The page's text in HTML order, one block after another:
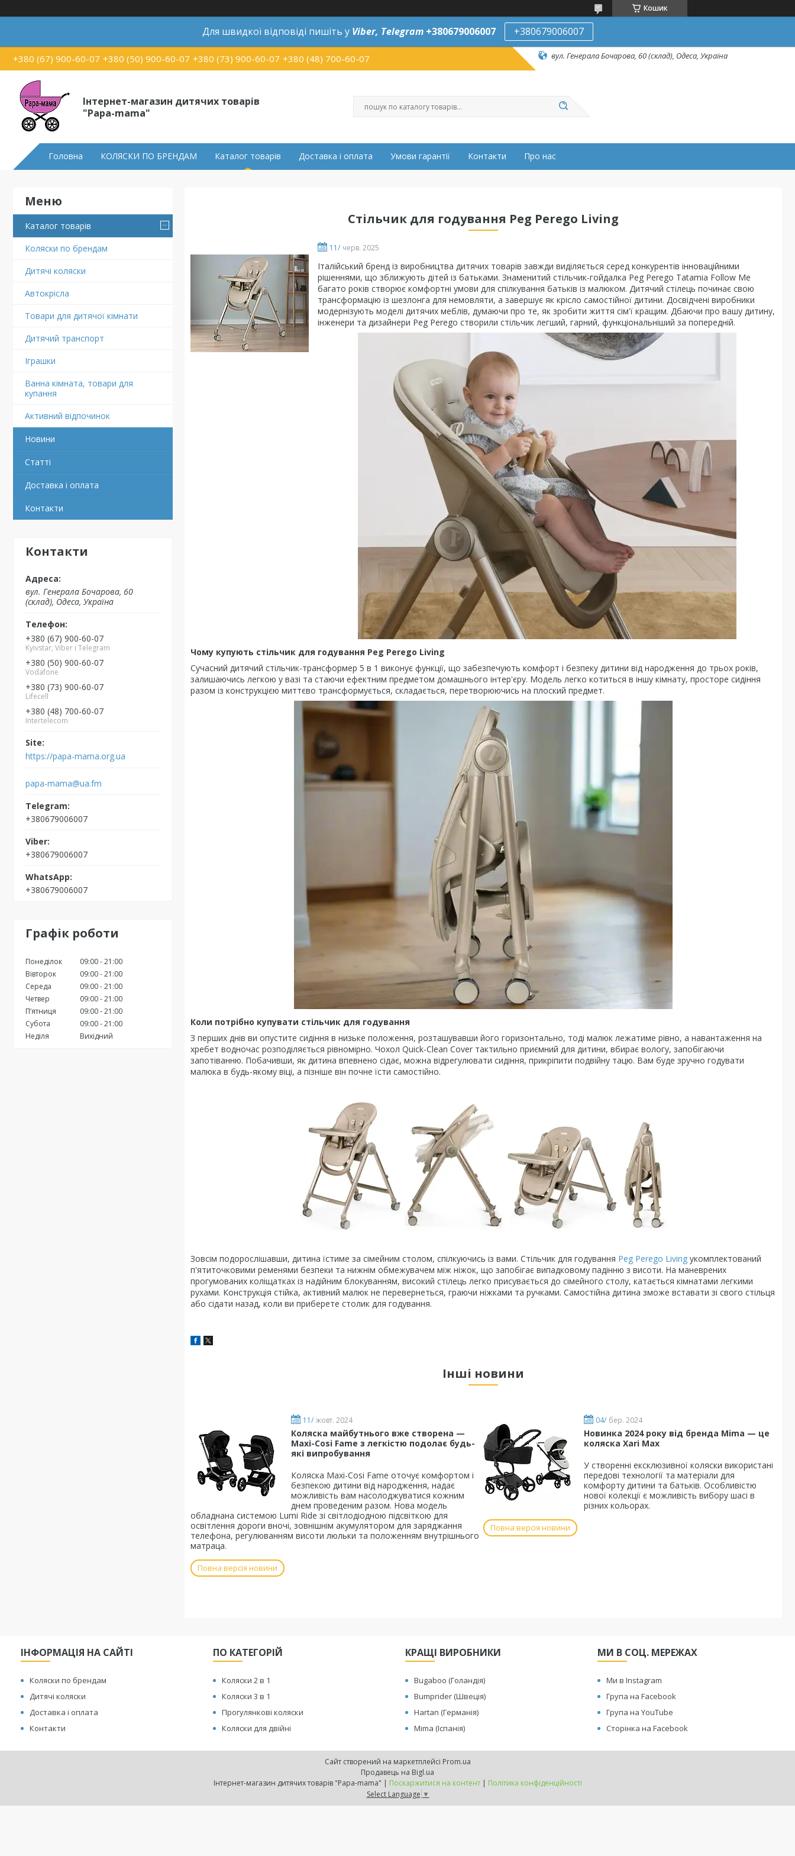
Кошик
Для швидкої відповіді пишіть у Viber, Telegram +380679006007 +380679006007
+380 (67) 900-60-07 +380 (50) 900-60-07 +380 (73) 900-60-07 +380 (48) 700-60-07 вул. Генерала Бочарова, 60 (склад), Одеса, Україна
Інтернет-магазин дитячих товарів
"Papa-mama"
Головна КОЛЯСКИ ПО БРЕНДАМ Каталог товарів Доставка і оплата Умови гарантії Контакти Про нас
Каталог товарів
Коляски по брендам
Дитячі коляски
Автокрісла
Товари для дитячої кімнати
Дитячий транспорт
Іграшки
Ванна кімната, товари для
купання
Активний відпочинок
Новини
Статті
Доставка і оплата
Контакти
Контакти
вул. Генерала Бочарова, 60
(склад), Одеса, Україна
+380 (67) 900-60-07
Kyivstar, Viber i Telegram
+380 (50) 900-60-07
Vodafone
+380 (73) 900-60-07
Lifecell
+380 (48) 700-60-07
Intertelecom
https://papa-mama.org.ua
papa-mama@ua.fm
+380679006007
+380679006007
+380679006007
Графік роботи
Понеділок 09:00 21:00
Вівторок
09:00 21:00
Середа
09:00 21:00
Четвер
09:00 21:00
Пʼятниця
09:00 21:00
Субота
09:00 21:00
Неділя
Вихідний
Стільчик для годування Peg Perego Living
11/ черв. 2025
Італійський бренд із виробництва дитячих товарів завжди виділяється серед конкурентів інноваційними
рішеннями, що зближують дітей із батьками. Знаменитий стільчик-гойдалка Peg Perego Tatamia Follow Me
багато років створює комфортні умови для спілкування батьків із малюком. Дитячий стілець починає свою
трансформацію із шезлонга для немовляти, а завершує як крісло самостійної дитини. Досвідчені виробники
модернізують моделі дитячих меблів, думаючи про те, як зробити життя сім'ї кращим. Дбаючи про вашу дитину,
інженери та дизайнери Peg Perego створили стільчик легший, гарний, функціональніший за попередній.
Чому купують стільчик для годування Peg Perego Living
Сучасний дитячий стільчик-трансформер 5 в 1 виконує функції, що забезпечують комфорт і безпеку дитини від народження до трьох років,
залишаючись легкою у вазі та стаючи ефектним предметом домашнього інтер'єру. Модель легко котиться в іншу кімнату, просторе сидіння
разом із конструкцією миттєво трансформується, складається, перетворюючись на плоский предмет.
Коли потрібно купувати стільчик для годування
З перших днів ви опустите сидіння в низьке положення, розташувавши його горизонтально, тоді малюк лежатиме рівно, а навантаження на
хребет водночас розподіляється рівномірно. Чохол Quick-Clean Cover тактильно приємний для дитини, вбирає вологу, запобігаючи
запотіванню. Побачивши, як дитина впевнено сідає, можна відрегулювати сидіння, прикріпити подвійну тацю. Вам буде зручно годувати
малюка в будь-якому віці, а пізніше він почне їсти самостійно.
Зовсім подорослішавши, дитина їстиме за сімейним столом, спілкуючись із вами. Стільчик для годування Peg Perego Living укомплектований
п'ятиточковими ременями безпеки та нижнім обмежувачем між ніжок, що запобігає випадковому падінню з висоти. На маневрених
прогумованих коліщатках із надійним блокуванням, високий стілець легко присувається до сімейного столу, катається кімнатами легкими
рухами. Конструкція стійка, активний малюк не перевернеться, граючи ніжками та ручками. Самостійна дитина зможе вставати зі свого стільця
або сідати назад, коли ви приберете столик для годування.
Інші новини
11/ жовт. 2024
Коляска майбутнього вже створена —
Maxi-Cosi Fame з легкістю подолає будь-
які випробування
Коляска Maxi-Cosi Fame оточує комфортом і
безпекою дитини від народження, надає
можливість вам насолоджуватися кожним
днем проведеним разом. Нова модель
обладнана системою Lumi Ride зі світлодіодною підсвіткою для
освітлення дороги вночі, зовнішнім акумулятором для заряджання
телефона, регулюванням висоти люльки та положенням внутрішнього
матраца.
Повна версія новини
04/ бер. 2024
Новинка 2024 року від бренда Mima — це
коляска Xari Max
У створенні ексклюзивної коляски використані
передові технології та матеріали для
комфорту дитини та батьків. Особливістю
нової колекції є можливість вибору шасі в
різних кольорах.
Повна версія новини
ІНФОРМАЦІЯ НА САЙТІ
Коляски по брендам
Дитячі коляски
Доставка і оплата
Контакти
ПО КАТЕГОРІЙ
Коляски 2 в 1
Коляски 3 в 1
Прогулянкові коляски
Коляски для двійні
КРАЩІ ВИРОБНИКИ
Bugaboo (Голандія)
Bumprider (Швеція)
Hartan (Германія)
Mima (Іспанія)
МИ В СОЦ. МЕРЕЖАХ
Ми в Instagram
Група на Facebook
Група на YouTube
Сторінка на Facebook
Сайт створений на маркетплейсі Prom.ua
Продавець на Bigl.ua
Інтернет-магазин дитячих товарів "Papa-mama" | Поскаржитися на контент | Політика конфіденційності
Select Language ▼